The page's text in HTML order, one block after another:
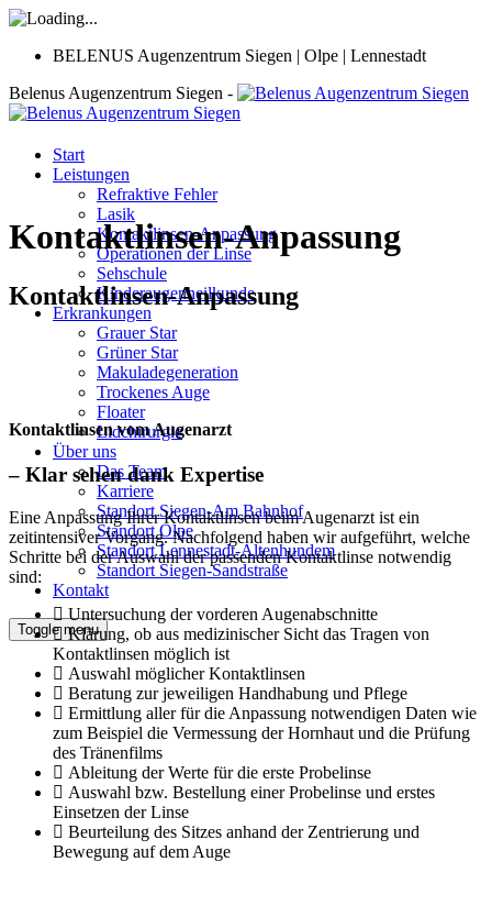
BELENUS Augenzentrum Siegen | Olpe | Lennestadt
Belenus Augenzentrum Siegen -
Start
Leistungen
Refraktive Fehler
Lasik
Kontaktlinsen-Anpassung
Operationen der Linse
Sehschule
Kinderaugenheilkunde
Erkrankungen
Grauer Star
Grüner Star
Makuladegeneration
Trockenes Auge
Floater
Lidchirurgie
Über uns
Das Team
Karriere
Standort Siegen-Am Bahnhof
Standort Olpe
Standort Lennestadt-Altenhundem
Standort Siegen-Sandstraße
Kontakt
Toggle menu
Kontaktlinsen-Anpassung
Kontaktlinsen-Anpassung
Kontaktlinsen vom Augenarzt
– Klar sehen dank Expertise
Eine Anpassung Ihrer Kontaktlinsen beim Augenarzt ist ein
zeitintensiver Vorgang. Nachfolgend haben wir aufgeführt, welche
Schritte bei der Auswahl der passenden Kontaktlinse notwendig
sind:
Untersuchung der vorderen Augenabschnitte
Klärung, ob aus medizinischer Sicht das Tragen von
Kontaktlinsen möglich ist
Auswahl möglicher Kontaktlinsen
Beratung zur jeweiligen Handhabung und Pflege
Ermittlung aller für die Anpassung notwendigen Daten wie
zum Beispiel die Vermessung der Hornhaut und die Prüfung
des Tränenfilms
Ableitung der Werte für die erste Probelinse
Auswahl bzw. Bestellung einer Probelinse und erstes
Einsetzen der Linse
Beurteilung des Sitzes anhand der Zentrierung und
Bewegung auf dem Auge